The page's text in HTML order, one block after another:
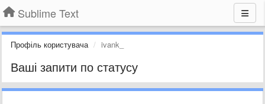
Sublime Text
Профіль користувача ivank_
Ваші запити по статусу